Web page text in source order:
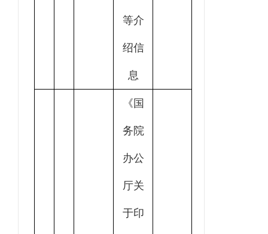
等介
绍信
息
《国
务院
办公
厅关
于印